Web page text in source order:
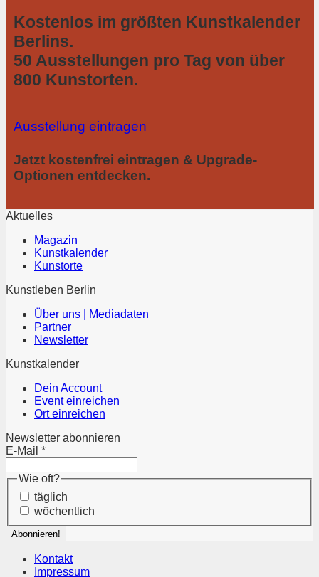
Kostenlos im größten Kunstkalender
Berlins.
50 Ausstellungen pro Tag von über
800 Kunstorten.
Ausstellung eintragen
Jetzt kostenfrei eintragen & Upgrade-
Optionen entdecken.
Aktuelles
Magazin
Kunstkalender
Kunstorte
Kunstleben Berlin
Über uns | Mediadaten
Partner
Newsletter
Kunstkalender
Dein Account
Event einreichen
Ort einreichen
Newsletter abonnieren
E-Mail *
Wie oft?
täglich
wöchentlich
Kontakt
Impressum